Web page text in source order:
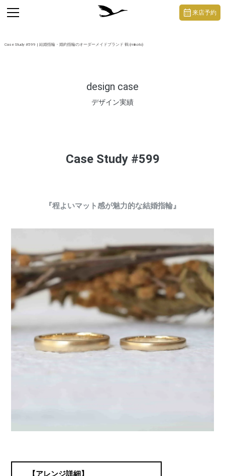
Case Study #599 | 結婚指輪・婚約指輪のオーダーメイドブランド 鶴 (mikoto)
design case
デザイン実績
toggle
navigation
来店予約
Case Study #599
『程よいマット感が魅力的な結婚指輪』
【アレンジ詳細】